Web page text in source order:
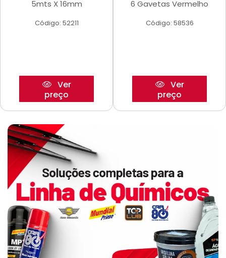
5mts X 16mm
Código: 52211
Ver
preço
6 Gavetas Vermelho
Código: 58536
Ver
preço